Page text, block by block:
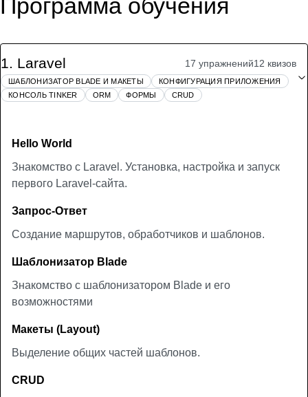
Программа обучения
1. Laravel 17 упражнений12 квизов
ШАБЛОНИЗАТОР BLADE И МАКЕТЫ
КОНФИГУРАЦИЯ ПРИЛОЖЕНИЯ
КОНСОЛЬ TINKER
ORM ФОРМЫ CRUD
Hello World
Знакомство с Laravel. Установка, настройка и запуск
первого Laravel-сайта.
Запрос-Ответ
Создание маршрутов, обработчиков и шаблонов.
Шаблонизатор Blade
Знакомство с шаблонизатором Blade и его
возможностями
Макеты (Layout)
Выделение общих частей шаблонов.
CRUD